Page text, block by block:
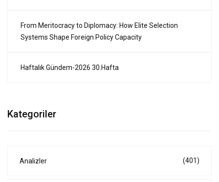
From Meritocracy to Diplomacy: How Elite Selection
Systems Shape Foreign Policy Capacity
Haftalık Gündem-2026 30.Hafta
Kategoriler
Analizler (401)